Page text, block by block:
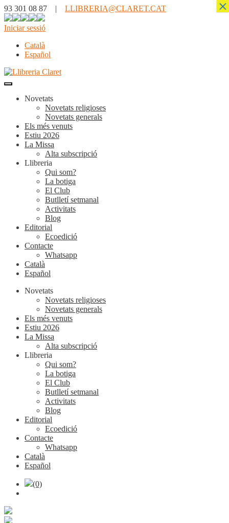
93 301 08 87 | LLIBRERIA@CLARET.CAT
Iniciar sessió
Català
Español
Novetats
Novetats religioses
Novetats generals
Els més venuts
Estiu 2026
La Missa
Alta subscripció
Llibreria
Qui som?
La botiga
El Club
Butlletí setmanal
Activitats
Blog
Editorial
Ecoedició
Contacte
Whatsapp
Català
Español
Novetats
Novetats religioses
Novetats generals
Els més venuts
Estiu 2026
La Missa
Alta subscripció
Llibreria
Qui som?
La botiga
El Club
Butlletí setmanal
Activitats
Blog
Editorial
Ecoedició
Contacte
Whatsapp
Català
Español
(0)
×